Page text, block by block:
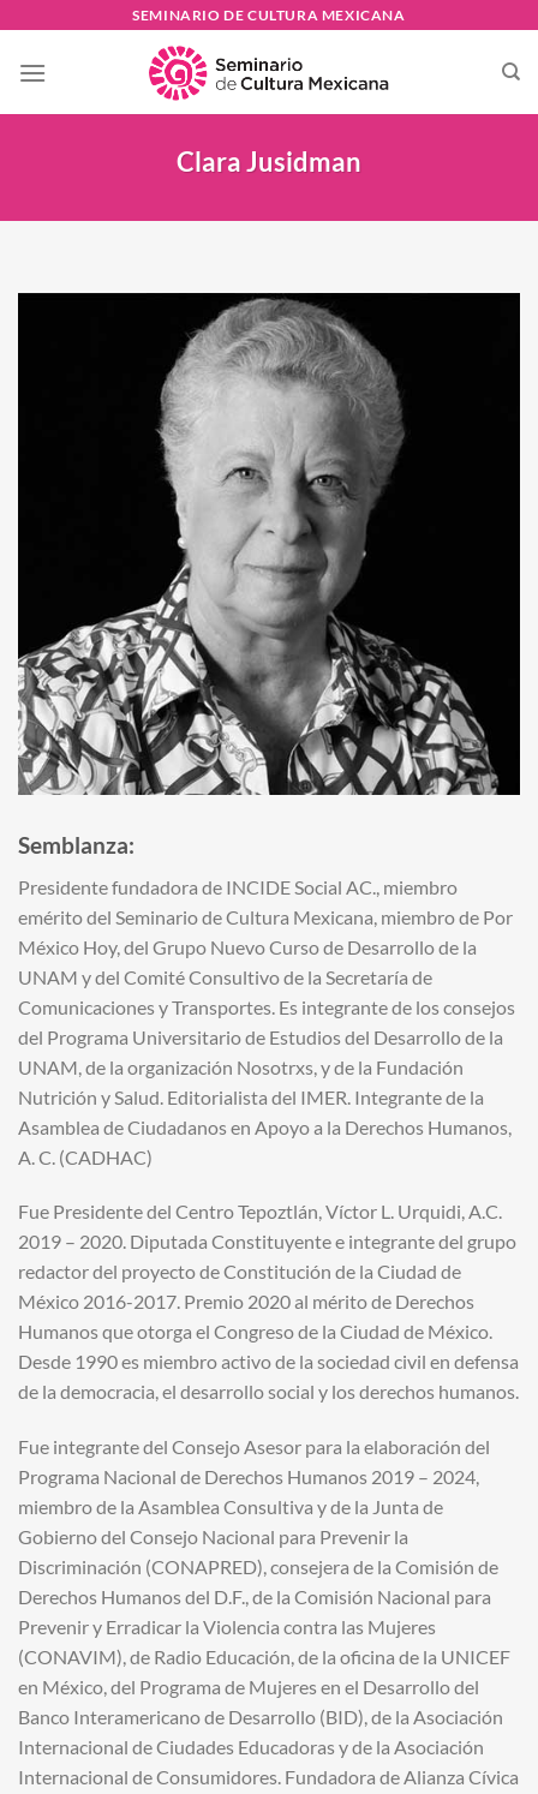
content
SEMINARIO DE CULTURA MEXICANA
Clara Jusidman
Semblanza:
Presidente fundadora de INCIDE Social AC., miembro
emérito del Seminario de Cultura Mexicana, miembro de Por
México Hoy, del Grupo Nuevo Curso de Desarrollo de la
UNAM y del Comité Consultivo de la Secretaría de
Comunicaciones y Transportes. Es integrante de los consejos
del Programa Universitario de Estudios del Desarrollo de la
UNAM, de la organización Nosotrxs, y de la Fundación
Nutrición y Salud. Editorialista del IMER. Integrante de la
Asamblea de Ciudadanos en Apoyo a la Derechos Humanos,
A. C. (CADHAC)
Fue Presidente del Centro Tepoztlán, Víctor L. Urquidi, A.C.
2019 – 2020. Diputada Constituyente e integrante del grupo
redactor del proyecto de Constitución de la Ciudad de
México 2016-2017. Premio 2020 al mérito de Derechos
Humanos que otorga el Congreso de la Ciudad de México.
Desde 1990 es miembro activo de la sociedad civil en defensa
de la democracia, el desarrollo social y los derechos humanos.
Fue integrante del Consejo Asesor para la elaboración del
Programa Nacional de Derechos Humanos 2019 – 2024,
miembro de la Asamblea Consultiva y de la Junta de
Gobierno del Consejo Nacional para Prevenir la
Discriminación (CONAPRED), consejera de la Comisión de
Derechos Humanos del D.F., de la Comisión Nacional para
Prevenir y Erradicar la Violencia contra las Mujeres
(CONAVIM), de Radio Educación, de la oficina de la UNICEF
en México, del Programa de Mujeres en el Desarrollo del
Banco Interamericano de Desarrollo (BID), de la Asociación
Internacional de Ciudades Educadoras y de la Asociación
Internacional de Consumidores. Fundadora de Alianza Cívica